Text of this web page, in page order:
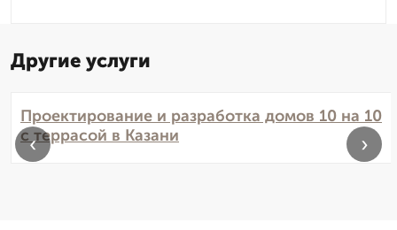
Другие услуги
Проектирование и разработка домов 10 на 10
с террасой в Казани
‹ ›